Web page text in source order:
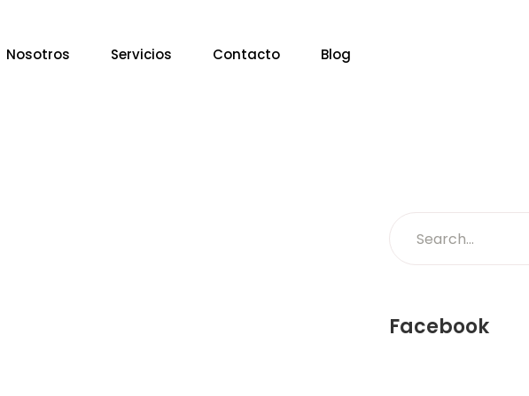
Nosotros Servicios Contacto Blog
for:
Facebook